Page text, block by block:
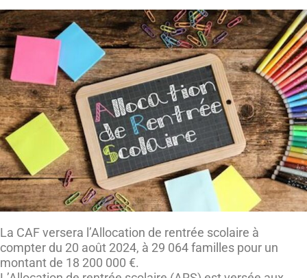
La CAF versera l’Allocation de rentrée scolaire à
compter du 20 août 2024, à 29 064 familles pour un
montant de 18 200 000 €.